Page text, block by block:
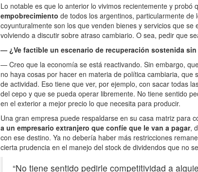
Lo notable es que lo anterior lo vivimos recientemente y probó
empobrecimiento de todos los argentinos, particularmente
coyunturalmente son los que venden bienes y servicios que
volviendo a discutir sobre atraso cambiario. O sea, pedir que
— ¿Ve factible un escenario de recuperación sostenida
— Creo que la economía se está reactivando. Sin embargo,
no haya cosas por hacer en materia de política cambiaria,
de actividad. Eso tiene que ver, por ejemplo, con sacar todas
del cepo y que se pueda operar libremente. No tiene sentido
en el exterior a mejor precio lo que necesita para producir.
Una gran empresa puede respaldarse en su casa matriz para
a un empresario extranjero que confíe que le van a pagar,
con ese destino. Ya no debería haber más restricciones
cierta prudencia en el manejo del stock de dividendos que no
“No tiene sentido pedirle competitividad a